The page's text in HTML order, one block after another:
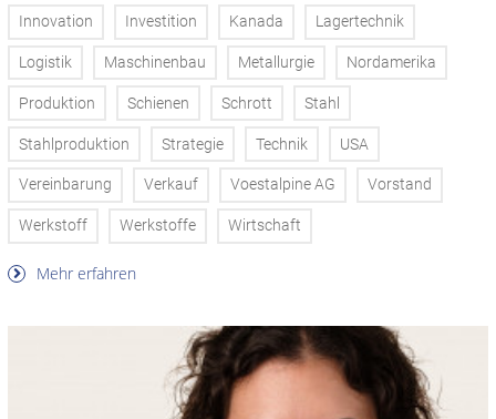
Innovation Investition Kanada Lagertechnik
Logistik Maschinenbau Metallurgie Nordamerika
Produktion Schienen Schrott Stahl
Stahlproduktion Strategie Technik USA
Vereinbarung Verkauf Voestalpine AG Vorstand
Werkstoff Werkstoffe Wirtschaft
Mehr erfahren